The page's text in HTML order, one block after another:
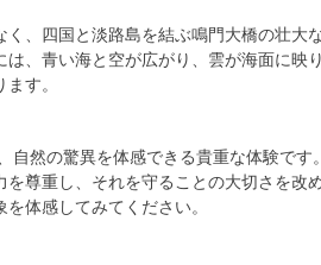
、四国と淡路島を結ぶ鳴門大橋の壮
は、青い海と空が広がり、雲が海面に
す。
自然の驚異を体感できる貴重な体験で
を尊重し、それを守ることの大切さを
体感してみてください。